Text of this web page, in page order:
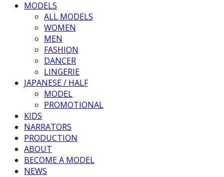
MODELS
ALL MODELS
WOMEN
MEN
FASHION
DANCER
LINGERIE
JAPANESE / HALF
MODEL
PROMOTIONAL
KIDS
NARRATORS
PRODUCTION
ABOUT
BECOME A MODEL
NEWS